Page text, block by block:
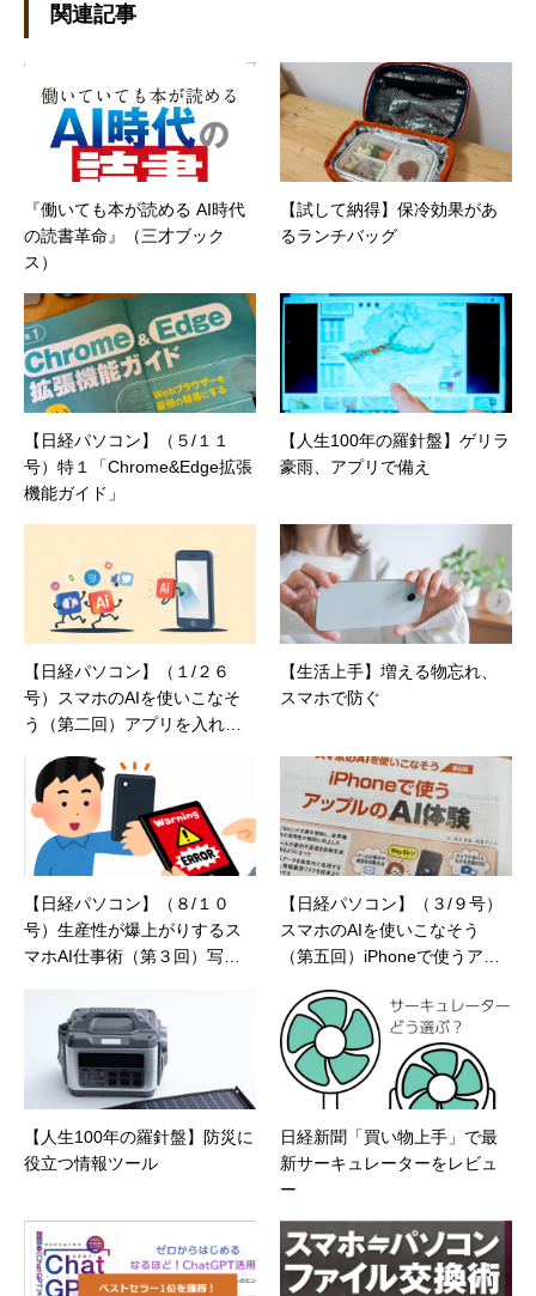
制作。プライベートでは、井上円了哲学塾の第
一期修了生として「哲学カフェ＠神保町」の世
話人、2020年以降は「なごテツ」のオンライン
カフェの世話人を務める。趣味は考えること。
関連記事
『働いても本が読める AI時代
の読書革命』（三才ブック
ス）
【試して納得】保冷効果があ
るランチバッグ
【日経パソコン】（５/１１
号）特１「Chrome&Edge拡張
機能ガイド」
【人生100年の羅針盤】ゲリラ
豪雨、アプリで備え
【日経パソコン】（１/２６
号）スマホのAIを使いこなそ
う（第二回）アプリを入れる
【生活上手】増える物忘れ、
スマホで防ぐ
【日経パソコン】（８/１０
号）生産性が爆上がりするス
マホAI仕事術（第３回）写真
【日経パソコン】（３/９号）
スマホのAIを使いこなそう
（第五回）iPhoneで使うアッ
【人生100年の羅針盤】防災に
役立つ情報ツール
日経新聞「買い物上手」で最
新サーキュレーターをレビュ
ー